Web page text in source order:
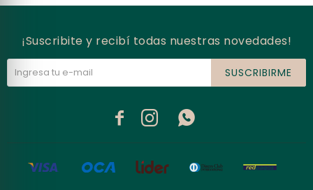
¡Suscribite y recibí todas nuestras novedades!
SUSCRIBIRME
  